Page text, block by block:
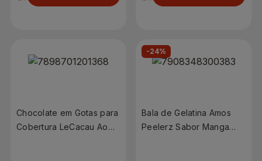
Chocolate em Gotas para
Cobertura LeCacau Ao
-24%
Bala de Gelatina Amos
Peelerz Sabor Manga